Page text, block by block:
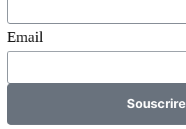
Email
Souscrire